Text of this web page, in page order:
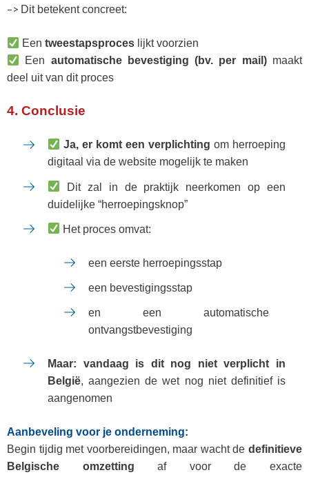
–> Dit betekent concreet:
Eentweestapsproces lijkt voorzien
Een automatische bevestiging (bv. per mail)maakt
deel uit van dit proces
4. Conclusie
Ja, er komt een verplichting om herroeping
digitaal via de website mogelijk te maken
Dit zal in de praktijk neerkomen op een
duidelijke “herroepingsknop”
Het proces omvat:
een eerste herroepingsstap
een bevestigingsstap
en een automatische
ontvangstbevestiging
Maar: vandaag is dit nog niet verplicht in
België, aangezien de wet nog niet definitief is
aangenomen
Aanbeveling voor je onderneming:
Begin tijdig met voorbereidingen, maar wacht de definitieve
Belgische omzetting af voor de exacte